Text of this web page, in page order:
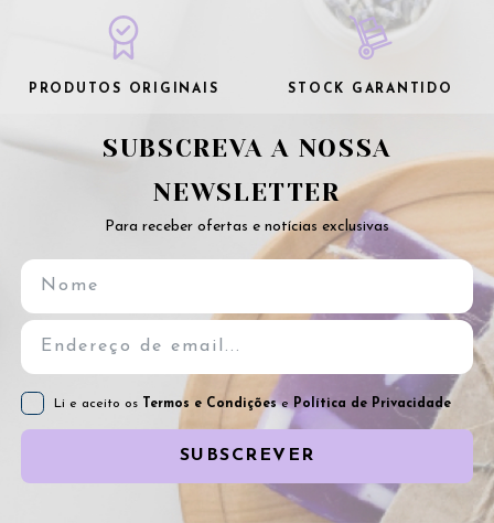
PRODUTOS ORIGINAIS STOCK GARANTIDO
SUBSCREVA A NOSSA
NEWSLETTER
Para receber ofertas e notícias exclusivas
Li e aceito os Termos e Condiçõese Política de Privacidade
SUBSCREVER